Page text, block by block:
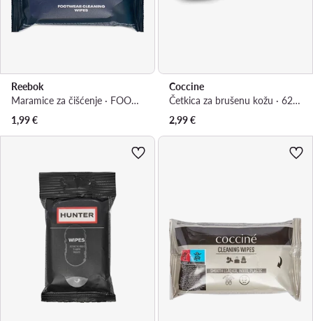
Reebok
Maramice za čišćenje · FOOTWEAR CLEANING WIPES 15 pcs
1,99€
Coccine
Četkica za brušenu kožu · 621/6
2,99€